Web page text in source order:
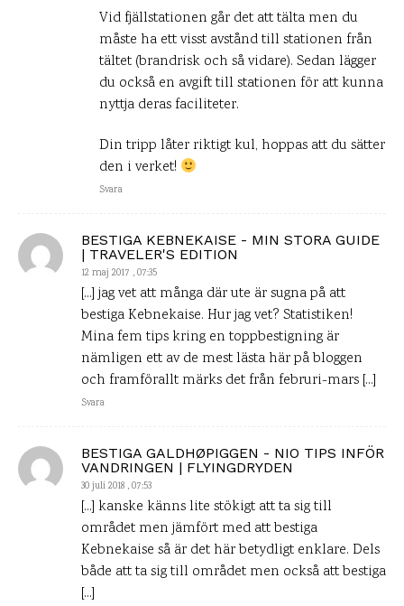
Vid fjällstationen går det att tälta men du
måste ha ett visst avstånd till stationen från
tältet (brandrisk och så vidare). Sedan lägger
du också en avgift till stationen för att kunna
nyttja deras faciliteter.
Din tripp låter riktigt kul, hoppas att du sätter
den i verket!
Svara
BESTIGA KEBNEKAISE - MIN STORA GUIDE
| TRAVELER'S EDITION
12 maj 2017 , 07:35
[…] jag vet att många där ute är sugna på att
bestiga Kebnekaise. Hur jag vet? Statistiken!
Mina fem tips kring en toppbestigning är
nämligen ett av de mest lästa här på bloggen
och framförallt märks det från februri-mars […]
Svara
BESTIGA GALDHØPIGGEN - NIO TIPS INFÖR
VANDRINGEN | FLYINGDRYDEN
30 juli 2018 , 07:53
[…] kanske känns lite stökigt att ta sig till
området men jämfört med att bestiga
Kebnekaise så är det här betydligt enklare. Dels
både att ta sig till området men också att bestiga
[…]